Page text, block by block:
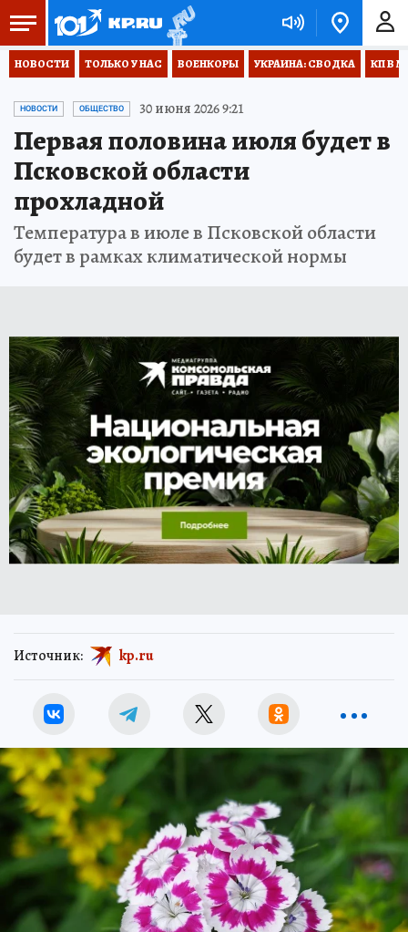
НОВОСТИ ТОЛЬКО У НАС ВОЕНКОРЫ УКРАИНА: СВОДКА КП В
НОВОСТИ ОБЩЕСТВО 30 июня 2026 9:21
Первая половина июля будет в
Псковской области
прохладной
Температура в июле в Псковской области
будет в рамках климатической нормы
Источник: kp.ru